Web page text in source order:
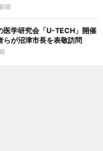
聞
医学研究会「U-TECH」開催
が沼津市長を表敬訪問